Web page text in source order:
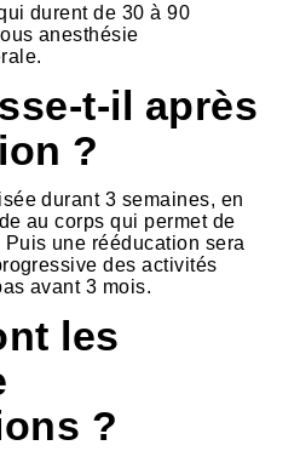
durent de 30 à 90
anesthésie
t-il après
?
durant 3 semaines, en
au corps qui permet de
une rééducation sera
des activités
avant 3 mois.
les
?